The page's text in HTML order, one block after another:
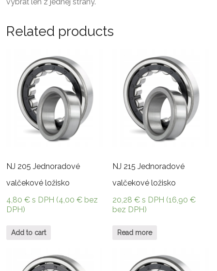
Related products
NJ 205 Jednoradové
valčekové ložisko
4,80€ s DPH (4,00€ bez
DPH)
Add to cart
NJ 215 Jednoradové
valčekové ložisko
20,28€ s DPH (16,90€
bez DPH)
Read more